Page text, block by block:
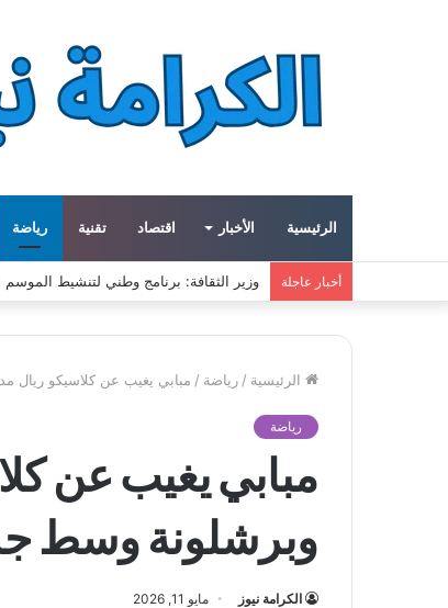
الرئيسية الأخبار اقتصاد تقنية رياضة
أخبار عاجلة ميتا توسع مشروع «هايبريون» باستثمارات تتجاوز 50 مليار دولار لتعزيز قدراتها في
الرئيسية / رياضة / مبابي يغيب عن كلاسيكو ريال
رياضة
مبابي يغيب عن
وبرشلونة وسط
الكرامة نيوز مايو 11, 2026